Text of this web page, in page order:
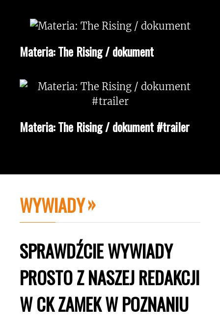
Materia: The Rising / dokument
Materia: The Rising / dokument #trailer
WYWIADY
SPRAWDŹCIE WYWIADY
PROSTO Z NASZEJ REDAKCJI
W CK ZAMEK W POZNANIU